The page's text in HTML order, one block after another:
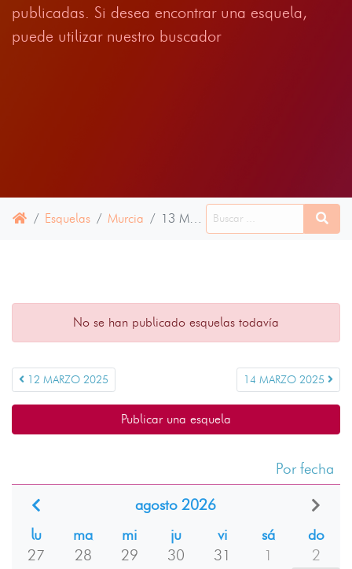
publicadas. Si desea encontrar una esquela,
puede utilizar nuestro buscador
Esquelas Murcia 13 MARZO 2025
No se han publicado esquelas todavía
12 MARZO 2025 14 MARZO 2025
Publicar una esquela
Por fecha
agosto 2026
lu
ma mi ju vi sá
do
27
28 29 30 31 1
2